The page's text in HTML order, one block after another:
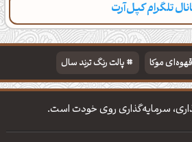
تلگرام کپل‌آرت
تایپوگرافی پالت‌ها
موکا
پالت رنگ ترند سال
مذهبی
تایپوگرافی شعر مولانا
سرمایه‌گذاری روی خودت است.